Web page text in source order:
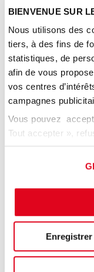
BIENVENUE SUR
Nous utilisons des
tiers, à des fins de
statistiques, de
afin de vous
vos centres
campagnes
Vous pouvez
Tout accepter »,
« tout refuser » ou
» pour gérer vos
La
rapide à
Tout au long de
propose ses
froides, menu,
Cela fait plus de
salades avec
Une pause
satisfaire les